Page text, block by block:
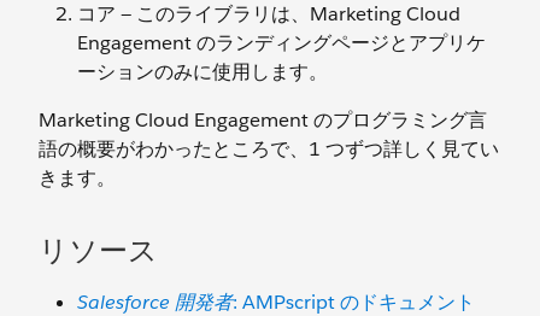
コア — このライブラリは、Marketing Cloud
Engagement のランディングページとアプリケ
ーションのみに使用します。
Marketing Cloud Engagement のプログラミング言
語の概要がわかったところで、1 つずつ詳しく見てい
きます。
リソース
Salesforce 開発者: AMPscript のドキュメント